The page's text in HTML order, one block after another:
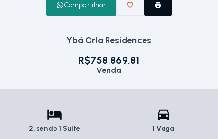
Compartilhar
Ybá Orla Residences
R$758.869,81
Venda
2, sendo 1 Suíte 1 Vaga